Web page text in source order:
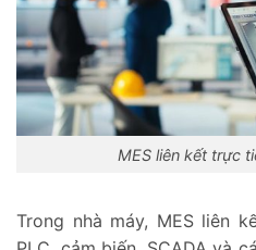
MES liên kết trực
Trong nhà máy, MES liên